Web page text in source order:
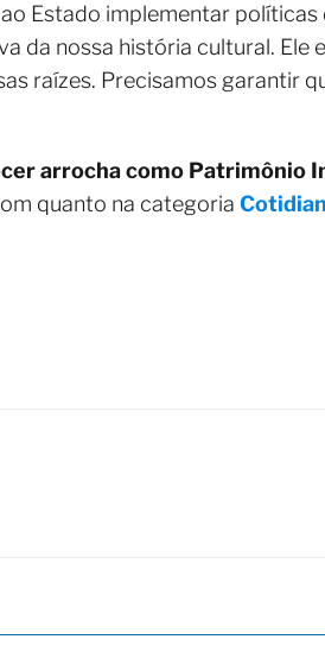
Estado implementar políticas
da nossa história cultural. Ele
raízes. Precisamos garantir
arrocha como Patrimônio
quanto na categoria